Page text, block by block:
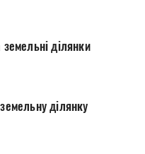
ділянки
ділянку